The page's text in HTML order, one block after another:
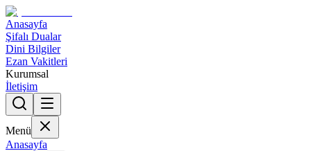
Anasayfa
Şifalı Dualar
Dini Bilgiler
Ezan Vakitleri
Kurumsal
İletişim
Menü
Anasayfa